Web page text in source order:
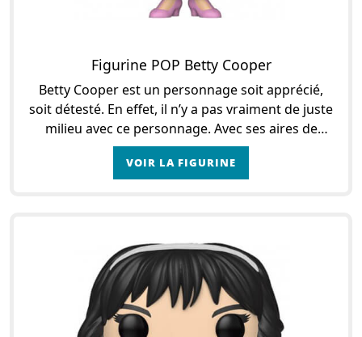
Figurine POP Betty Cooper
Betty Cooper est un personnage soit apprécié,
soit détesté. En effet, il n’y a pas vraiment de juste
milieu avec ce personnage. Avec ses aires de
sainte Nitouche et d’élève modèle, Betty Co
VOIR LA FIGURINE